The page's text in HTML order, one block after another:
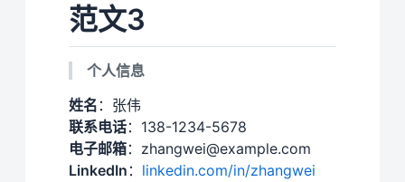
范文3
个人信息
姓名 ：张伟
联系电话：138-1234-5678
电子邮箱：zhangwei@example.com
LinkedIn ： linkedin.com/in/zhangwei